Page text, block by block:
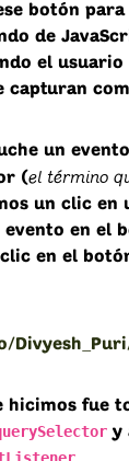
botón
de
el
capturan
un
(el término
un clic en
en el
en el
hicimos fue
y